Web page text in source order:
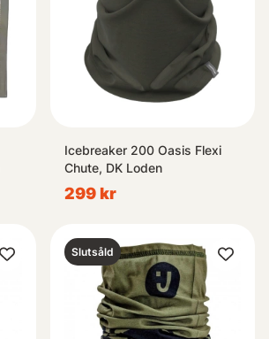
Icebreaker 200 Oasis Flexi
Chute, DK Loden
299 kr
Slutsåld